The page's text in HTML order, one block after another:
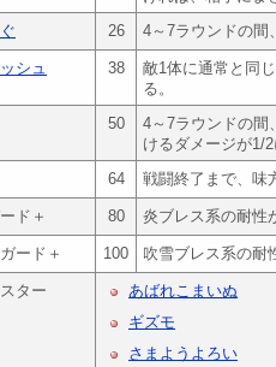
26 4～7ラウンドの間
シュ 38
敵1体に通常と同
る。
50
4～7ラウンドの間
けるダメージが1/2
64 戦闘終了まで、味
ド＋ 80 炎ブレス系の耐性
ード＋ 100 吹雪ブレス系の耐
ター
あばれこまいぬ
ギズモ
さまようよろい